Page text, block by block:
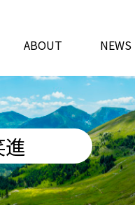
ABOUT NEWS